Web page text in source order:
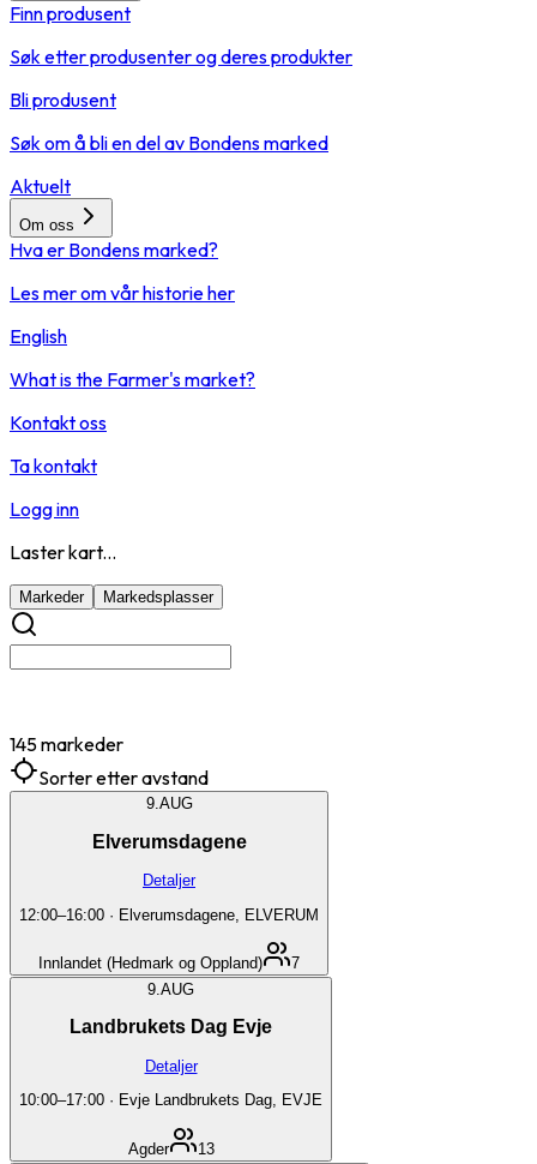
Finn produsent
Søk etter produsenter og deres produkter
Bli produsent
Søk om å bli en del av Bondens marked
Aktuelt
Om oss
Hva er Bondens marked?
Les mer om vår historie her
English
What is the Farmer's market?
Kontakt oss
Ta kontakt
Logg inn
Laster kart...
Markeder Markedsplasser
145 markeder
Sorter etter avstand
9.AUG
Elverumsdagene
Detaljer
12:00–16:00 · Elverumsdagene, ELVERUM
Innlandet (Hedmark og Oppland)
7
9. AUG
Landbrukets Dag Evje
Detaljer
10:00–17:00 · Evje Landbrukets Dag, EVJE
Agder
13